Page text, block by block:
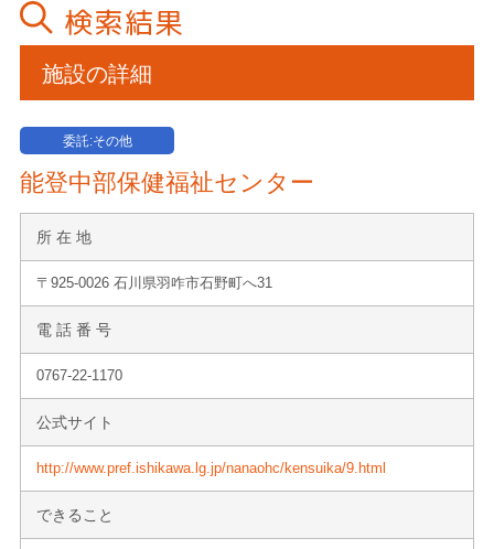
検索結果
施設の詳細
委託:その他
能登中部保健福祉センター
所 在 地
〒925-0026 石川県羽咋市石野町へ31
電 話 番 号
0767-22-1170
公式サイト
http://www.pref.ishikawa.lg.jp/nanaohc/kensuika/9.html
できること